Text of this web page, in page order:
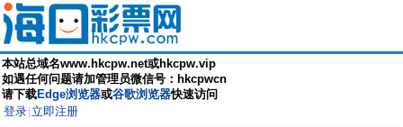
本站总域名www.hkcpw.net或hkcpw.vip
如遇任何问题请加管理员微信号：hkcpwcn
请下载Edge浏览器或谷歌浏览器快速访问
登录 立即注册